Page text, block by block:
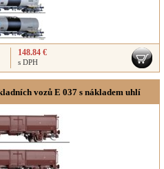
148.84 €
s DPH
vozů E 037 s nákladem uhlí